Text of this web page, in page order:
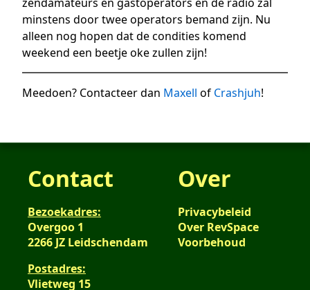
minstens door twee operators bemand zijn. Nu
alleen nog hopen dat de condities komend
weekend een beetje oke zullen zijn!
Meedoen? Contacteer dan Maxell of Crashjuh!
Contact
Bezoekadres:
Overgoo 1
2266 JZ Leidschendam
Postadres:
Vlietweg 15
Over
Privacybeleid
Over RevSpace
Voorbehoud